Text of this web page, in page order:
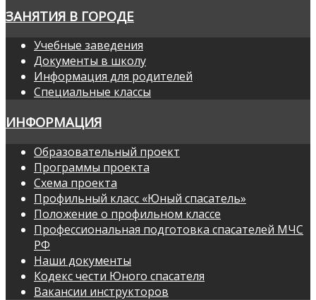
ЗАНЯТИЯ В ГОРОДЕ
Учебные заведения
Документы в школу
Информация для родителей
Специальные классы
ИНФОРМАЦИЯ
Образовательный проект
Программы проекта
Схема проекта
Профильный класс «Юный спасатель»
Положение о профильном классе
Профессиональная подготовка спасателей МЧС
РФ
Наши документы
Кодекс чести Юного спасателя
Вакансии инструкторов